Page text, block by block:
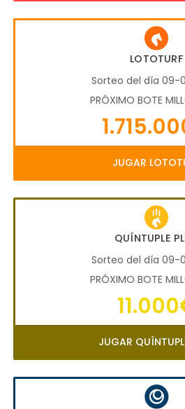
LOTOTURF
Sorteo del día 09-
PRÓXIMO BOTE
JUGAR
QUÍNTUPLE
Sorteo del día 09-
PRÓXIMO BOTE
JUGAR